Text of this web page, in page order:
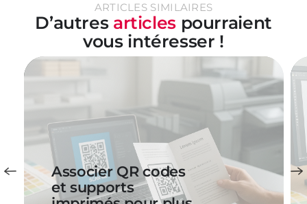
ARTICLES SIMILAIRES
D’autres articlespourraient
vous intéresser !
Associer QR codes
et supports